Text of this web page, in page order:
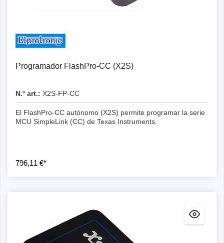
Programador FlashPro-CC (X2S)
N.º art.: X2S-FP-CC
El FlashPro-CC autónomo (X2S) permite programar la serie
MCU SimpleLink (CC) de Texas Instruments.
796,11 €*